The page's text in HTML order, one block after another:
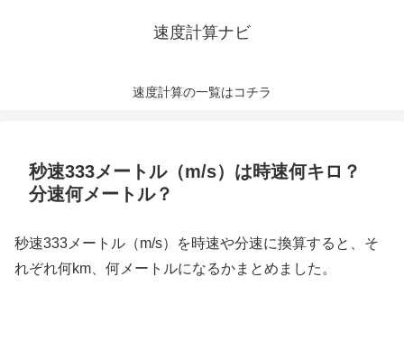
速度計算ナビ
速度計算の一覧はコチラ
秒速333メートル（m/s）は時速何キロ？
分速何メートル？
秒速333メートル（m/s）を時速や分速に換算すると、そ
れぞれ何km、何メートルになるかまとめました。